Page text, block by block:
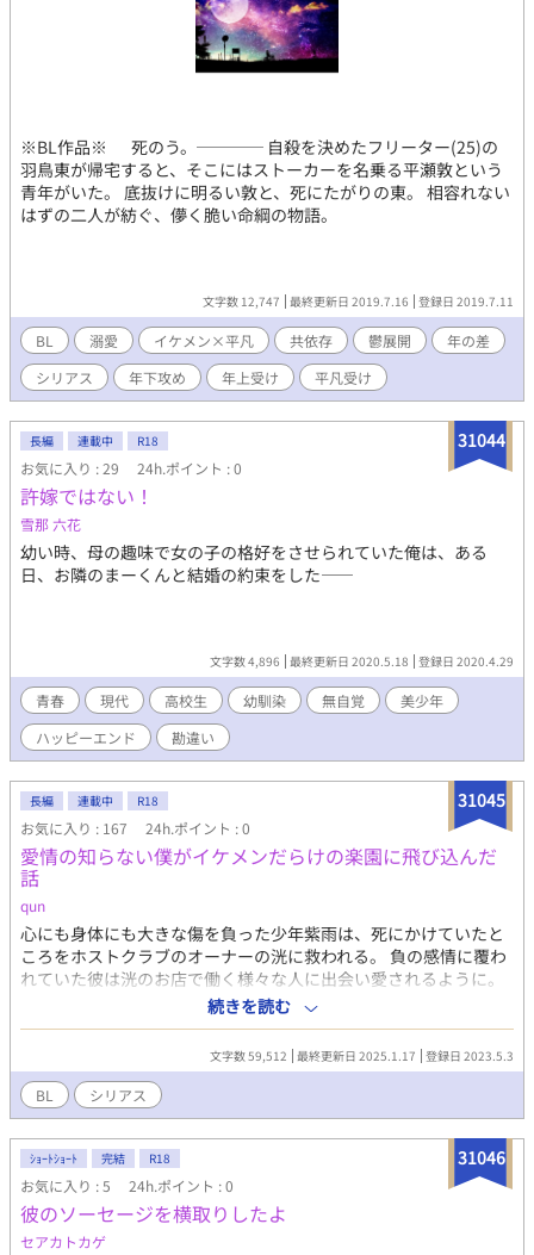
※BL作品※ 死のう。──── 自殺を決めたフリーター(25)の
羽鳥東が帰宅すると、そこにはストーカーを名乗る平瀬敦という
青年がいた。 底抜けに明るい敦と、死にたがりの東。 相容れない
はずの二人が紡ぐ、儚く脆い命綱の物語。
文字数 12,747 最終更新日 2019.7.16 登録日 2019.7.11
BL 溺愛 イケメン×平凡 共依存 鬱展開
年の差
シリアス
年下攻め 年上受け 平凡受け
31044
長編 連載中 R18
お気に入り : 29 24h.ポイント : 0
許嫁ではない！
雪那 六花
幼い時、母の趣味で女の子の格好をさせられていた俺は、ある
日、お隣のまーくんと結婚の約束をした――
文字数 4,896 最終更新日 2020.5.18 登録日 2020.4.29
青春 現代 高校生 幼馴染 無自覚
美少年
ハッピーエンド
勘違い
31045
長編 連載中 R18
お気に入り : 167 24h.ポイント : 0
愛情の知らない僕がイケメンだらけの楽園に飛び込んだ
話
qun
心にも身体にも大きな傷を負った少年紫雨は、死にかけていたと
ころをホストクラブのオーナーの洸に救われる。 負の感情に覆わ
れていた彼は洸のお店で働く様々な人に出会い愛されるように。
愛情を感じたことのない彼の新たな人生が始まる。 傷持ち主人公
総受けR-18ハッピーエンドな物語Start
続きを読む
文字数 59,512 最終更新日 2025.1.17 登録日 2023.5.3
BL シリアス
31046
ｼｮｰﾄｼｮｰﾄ 完結 R18
お気に入り : 5 24h.ポイント : 0
彼のソーセージを横取りしたよ
セアカトカゲ